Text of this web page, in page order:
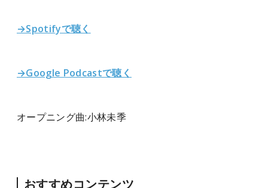
→Spotifyで聴く
→Google Podcastで聴く
オープニング曲:小林未季
おすすめコンテンツ